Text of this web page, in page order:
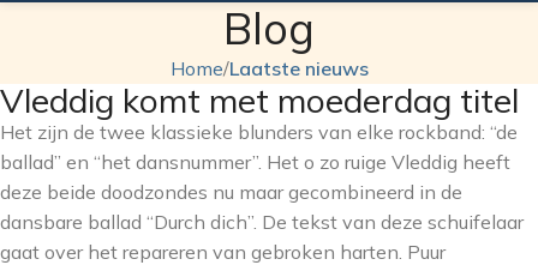
Blog
Home/Laatste nieuws
Vleddig komt met moederdag titel
Het zijn de twee klassieke blunders van elke rockband: “de
ballad” en “het dansnummer”. Het o zo ruige Vleddig heeft
deze beide doodzondes nu maar gecombineerd in de
dansbare ballad “Durch dich”. De tekst van deze schuifelaar
gaat over het repareren van gebroken harten. Puur